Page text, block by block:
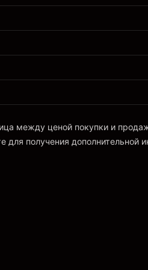
между ценой покупки и
для получения дополнительной